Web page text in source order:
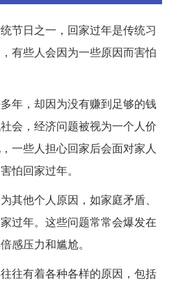
节日之一，回家过年是传统习
有些人会因为一些原因而害怕
年，却因为没有赚到足够的钱
会，经济问题被视为一个人价
一些人担心回家后会面对家人
怕回家过年。
其他个人原因，如家庭矛盾、
过年。这些问题常常会爆发在
感压力和尴尬。
往有着各种各样的原因，包括